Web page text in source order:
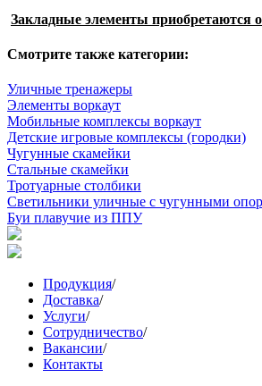
Закладные элементы приобретаются
Смотрите также категории:
Уличные тренажеры
Элементы воркаут
Мобильные комплексы воркаут
Детские игровые комплексы (городки)
Чугунные скамейки
Стальные скамейки
Тротуарные столбики
Светильники уличные с чугунными
Буи плавучие из ППУ
Продукция/
Доставка/
Услуги/
Сотрудничество/
Вакансии/
Контакты